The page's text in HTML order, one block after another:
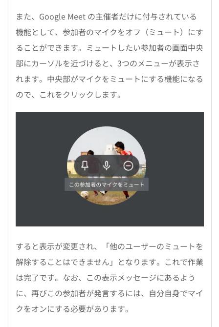
また、Google Meet の主催者だけに付与されている
機能として、参加者のマイクをオフ（ミュート）にす
ることができます。ミュートしたい参加者の画面中央
部にカーソルを近づけると、3つのメニューが表示さ
れます。中央部がマイクをミュートにする機能になる
ので、これをクリックします。
すると表示が変更され、「他のユーザーのミュートを
解除することはできません」となります。これで作業
は完了です。なお、この表示メッセージにあるよう
に、再びこの参加者が発言するには、自分自身でマイ
クをオンにする必要があります。